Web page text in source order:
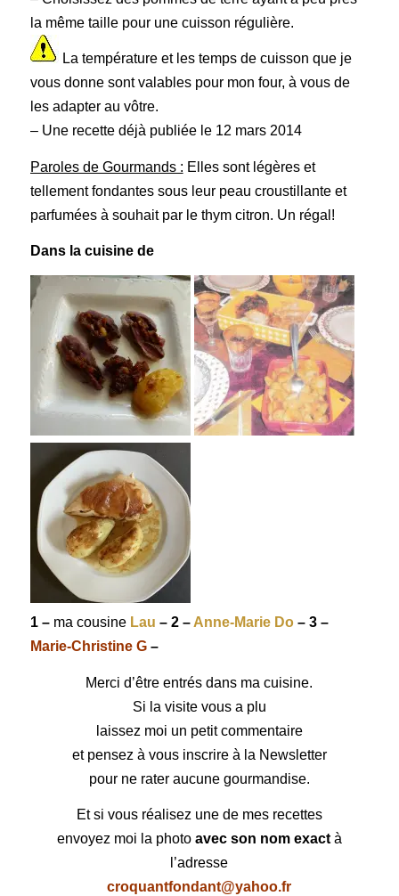
la même taille pour une cuisson régulière.
La température et les temps de cuisson que je
vous donne sont valables pour mon four, à vous de
les adapter au vôtre.
– Une recette déjà publiée le 12 mars 2014
Paroles de Gourmands : Elles sont légères et
tellement fondantes sous leur peau croustillante et
parfumées à souhait par le thym citron. Un régal!
Dans la cuisine de
1 – ma cousineLau – 2 – Anne-Marie Do– 3 –
Marie-Christine G–
Merci d’être entrés dans ma cuisine.
Si la visite vous a plu
laissez moi un petit commentaire
et pensez à vous inscrire à la Newsletter
pour ne rater aucune gourmandise.
Et si vous réalisez une de mes recettes
envoyez moi la photo avec son nom exactà
l’adresse
croquantfondant@yahoo.fr